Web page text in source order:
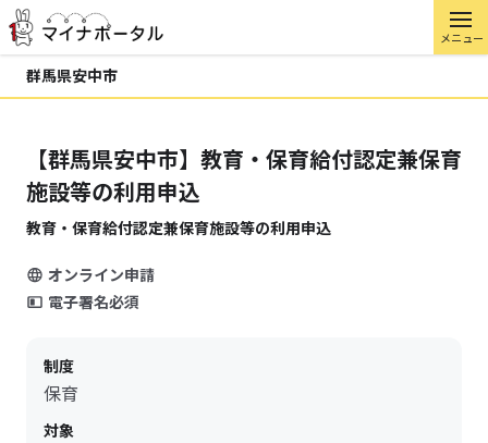
メニュー
群馬県安中市
【群馬県安中市】教育・保育給付認定兼保育
施設等の利用申込
教育・保育給付認定兼保育施設等の利用申込
オンライン申請
電子署名必須
制度
保育
対象